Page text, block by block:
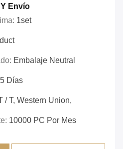
Envío
1set
Embalaje Neutral
Días
/ T, Western Union,
10000 PC Por Mes